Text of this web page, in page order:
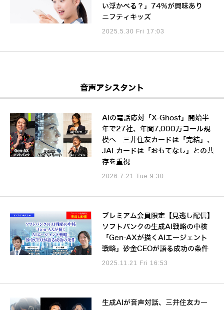
い浮かべる？」74%が興味あり
ニフティキッズ
2025.5.30 Fri 17:03
音声アシスタント
AIの電話応対「X-Ghost」開始半
年で27社、年間7,000万コール規
模へ 三井住友カードは「完結」、
JALカードは「おもてなし」との共
存を重視
2026.7.21 Tue 9:30
プレミアム会員限定【見逃し配信】
ソフトバンクの生成AI戦略の中核
「Gen-AXが描くAIエージェント
戦略」砂金CEOが語る成功の条件
2025.11.21 Fri 16:53
生成AIが音声対話、三井住友カー